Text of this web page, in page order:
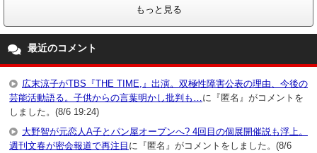
もっと見る
最近のコメント
広末涼子がTBS『THE TIME,』出演。双極性障害公表の理由、今後の
芸能活動語る。子供からの言葉明かし批判も… に『匿名』がコメントを
しました。(8/6 19:24)
大野智が元恋人A子とパン屋オープンへ? 4回目の個展開催説も浮上。
週刊文春が密会報道で再注目 に『匿名』がコメントをしました。(8/6